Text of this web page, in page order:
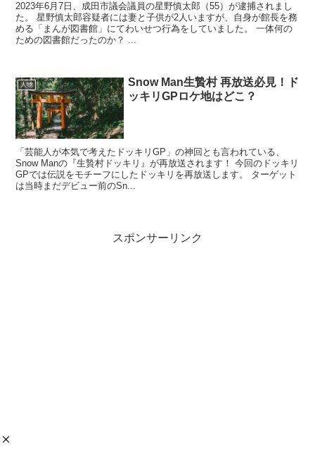
2023年6月7日、成田市議会議員の星野慎太郎（55）が逮捕されまし
た。 星野慎太郎容疑者には妻と子供が2人いますが、自身が館長を務
める「まんが図書館」にてわいせつ行為をしていました。 一体何の
ための図書館だったのか？ ...
人物
Snow Man生贄村 再放送必見！ド
ッキリGPロケ地はどこ？
「芸能人が本気で考えたドッキリGP」の神回とも言われている、
Snow Manの『生贄村ドッキリ』が再放送されます！ 今回のドッキリ
GPでは伝説をモチーフにしたドッキリを再放送します。 ターゲット
は当時まだデビュー前のSn...
スポンサーリンク